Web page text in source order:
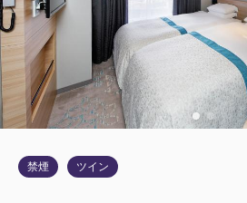
禁煙 ツイン